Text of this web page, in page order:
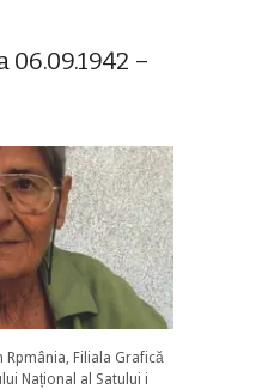
–
Filiala Grafică
Național al Satului i